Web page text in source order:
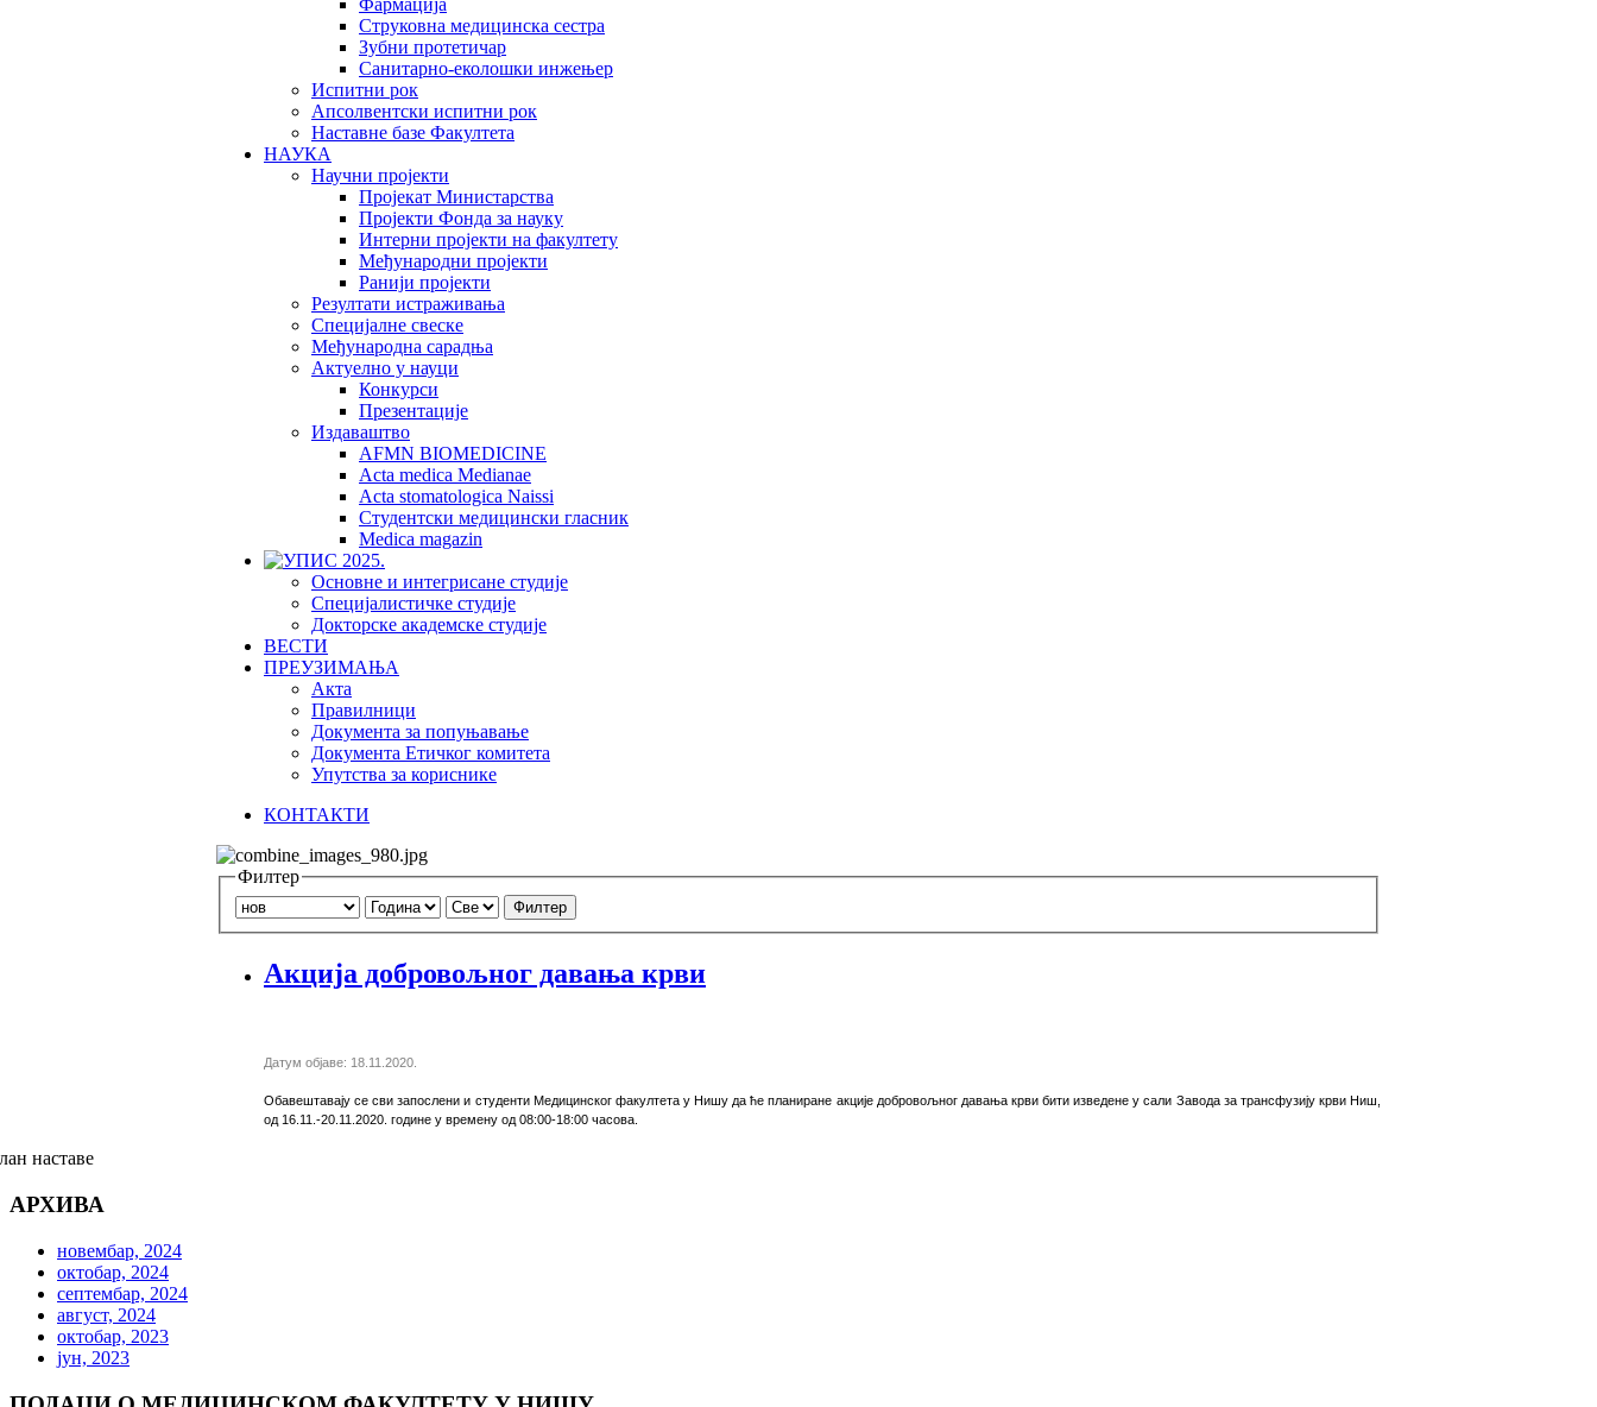
Фармација
Струковна медицинска сестра
Зубни протетичар
Санитарно-еколошки инжењер
Испитни рок
Апсолвентски испитни рок
Наставне базе Факултета
НАУКА
Научни пројекти
Пројекат Министарства
Пројекти Фонда за науку
Интерни пројекти на факултету
Међународни пројекти
Ранији пројекти
Резултати истраживања
Специјалне свеске
Међународна сарадња
Актуелно у науци
Конкурси
Презентације
Издаваштво
AFMN BIOMEDICINE
Acta medica Medianae
Acta stomatologica Naissi
Студентски медицински гласник
Medica magazin
Основне и интегрисане студије
Специјалистичке студије
Докторске академске студије
ВЕСТИ
ПРЕУЗИМАЊА
Акта
Правилници
Документа за попуњавање
Документа Етичког комитета
Упутства за кориснике
КОНТАКТИ
Филтер
Филтер
Акција добровољног давања крви
Датум објаве: 18.11.2020.
Обавештавају се сви запослени и студенти Медицинског факултета у Нишу да ће планиране акције добровољног давања крви бити изведене у сали Завода за трансфузију крви Ниш,
од 16.11.-20.11.2020. године у времену од 08:00-18:00 часова.
наставе
АРХИВА
новембар, 2024
октобар, 2024
септембар, 2024
август, 2024
октобар, 2023
јун, 2023